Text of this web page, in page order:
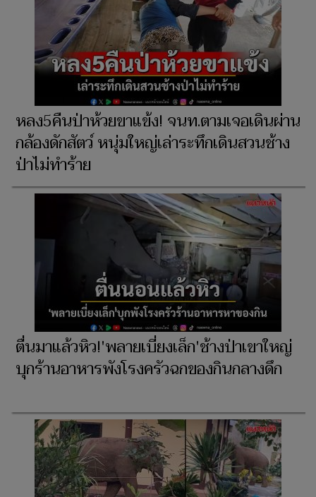
หลง5คืนป่าห้วยขาแข้ง! จนท.ตามเจอเดินผ่าน
กล้องดักสัตว์ หนุ่มใหญ่เล่าระทึกเดินสวนช้าง
ป่าไม่ทำร้าย
ตื่นมาแล้วหิว!'พลายเบี่ยงเล็ก'ช้างป่าเขาใหญ่
บุกร้านอาหารพังโรงครัวฉกของกินกลางดึก